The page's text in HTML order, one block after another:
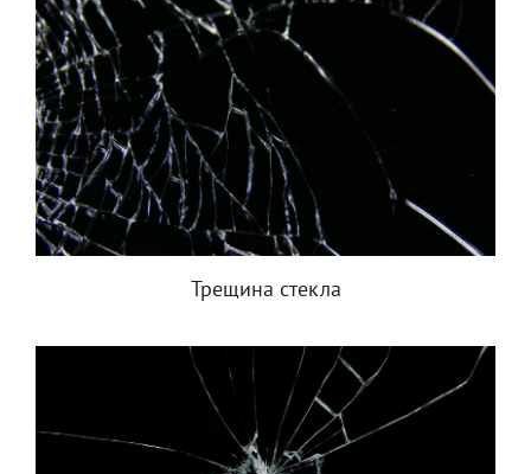
Трещина стекла